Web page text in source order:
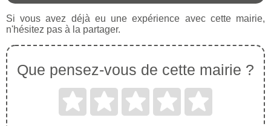
Si vous avez déjà eu une expérience avec cette mairie,
n'hésitez pas à la partager.
Que pensez-vous de cette mairie ?